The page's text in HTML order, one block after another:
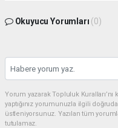
Okuyucu Yorumları (0)
Yorum yazarak Topluluk
yaptığınız yorumunuzla ilgili
üstleniyorsunuz. Yazılan tüm
tutulamaz.